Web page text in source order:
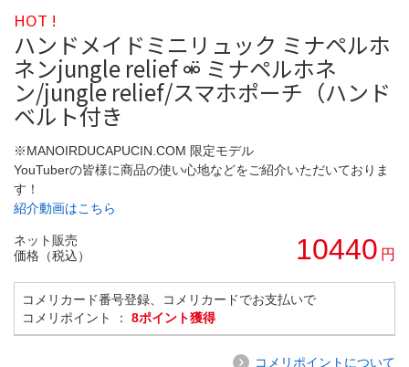
HOT !
ハンドメイドミニリュック ミナペルホ
ネンjungle relief ⚮̈ ミナペルホネ
ン/jungle relief/スマホポーチ（ハンド
ベルト付き
※MANOIRDUCAPUCIN.COM 限定モデル
YouTuberの皆様に商品の使い心地などをご紹介いただいておりま
す！
紹介動画はこちら
ネット販売
価格（税込）
10440 円
コメリカード番号登録、コメリカードでお支払いで
コメリポイント ： 8ポイント獲得
コメリポイントについて